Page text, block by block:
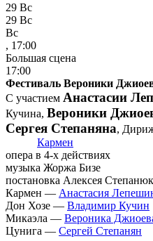
29 Вс
29 Вс
Вс
, 17:00
Большая сцена
17:00
Фестиваль Вероники
С участием Анастасии
Кучина, Вероники
Сергея Степаняна,
Кармен
опера в 4-х действиях
музыка Жоржа Бизе
постановка Алексея
Кармен — Анастасия
Дон Хозе — Владимир Кучин
Микаэла — Вероника
Цунига — Сергей Степанян